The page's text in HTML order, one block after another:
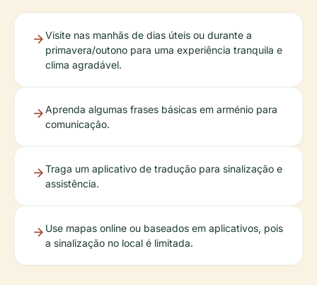
Visite nas manhãs de dias úteis ou durante a
primavera/outono para uma experiência tranquila e
clima agradável.
Aprenda algumas frases básicas em arménio para
comunicação.
Traga um aplicativo de tradução para sinalização e
assistência.
Use mapas online ou baseados em aplicativos, pois
a sinalização no local é limitada.